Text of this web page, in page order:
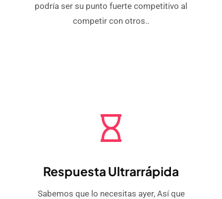
podría ser su punto fuerte competitivo al
competir con otros..
Respuesta Ultrarrápida
Sabemos que lo necesitas ayer, Así que